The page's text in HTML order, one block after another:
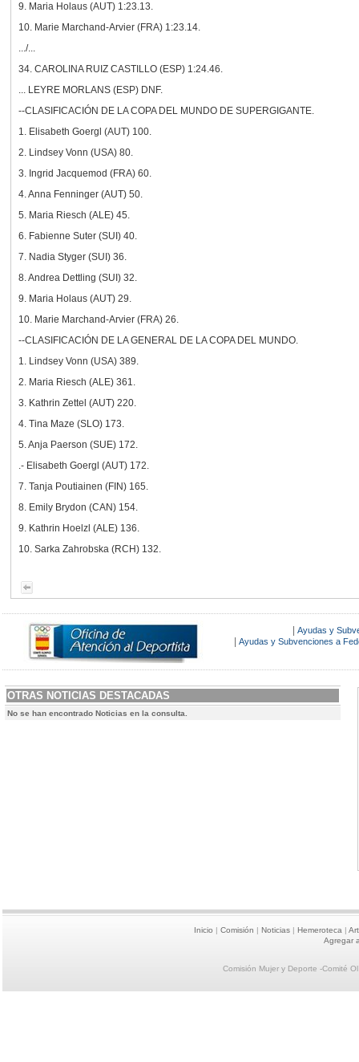
9. Maria Holaus (AUT) 1:23.13.
10. Marie Marchand-Arvier (FRA) 1:23.14.
.../...
34. CAROLINA RUIZ CASTILLO (ESP) 1:24.46.
... LEYRE MORLANS (ESP) DNF.
--CLASIFICACIÓN DE LA COPA DEL MUNDO DE SUPERGIGANTE.
1. Elisabeth Goergl (AUT) 100.
2. Lindsey Vonn (USA) 80.
3. Ingrid Jacquemod (FRA) 60.
4. Anna Fenninger (AUT) 50.
5. Maria Riesch (ALE) 45.
6. Fabienne Suter (SUI) 40.
7. Nadia Styger (SUI) 36.
8. Andrea Dettling (SUI) 32.
9. Maria Holaus (AUT) 29.
10. Marie Marchand-Arvier (FRA) 26.
--CLASIFICACIÓN DE LA GENERAL DE LA COPA DEL MUNDO.
1. Lindsey Vonn (USA) 389.
2. Maria Riesch (ALE) 361.
3. Kathrin Zettel (AUT) 220.
4. Tina Maze (SLO) 173.
5. Anja Paerson (SUE) 172.
.- Elisabeth Goergl (AUT) 172.
7. Tanja Poutiainen (FIN) 165.
8. Emily Brydon (CAN) 154.
9. Kathrin Hoelzl (ALE) 136.
10. Sarka Zahrobska (RCH) 132.
Ayudas y
Ayudas y Subvenciones a
OTRAS NOTICIAS DESTACADAS
No se han encontrado Noticias en la consulta.
Inicio | Comisión | Noticias | Hemeroteca |
Agregar
Comisión Mujer y Deporte -Comité